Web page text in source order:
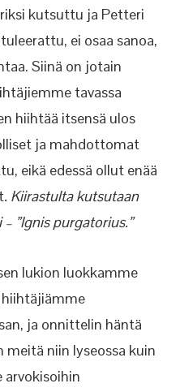
kutsuttu ja Petteri
ei osaa sanoa,
Siinä on jotain
tavassa
hiihtää itsensä ulos
ja mahdottomat
eikä edessä ollut enää
. Kiirastulta kutsutaan
”Ignis purgatorius.”
lukion luokkamme
hiihtäjiämme
ja onnittelin häntä
niin lyseossa kuin